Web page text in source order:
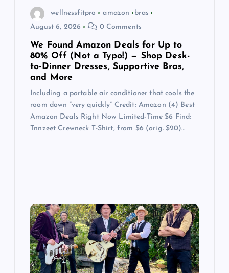
wellnessfitpro amazon
bras
August 6, 2026
0 Comments
We Found Amazon Deals for Up to
80% Off (Not a Typo!) — Shop Desk-
to-Dinner Dresses, Supportive Bras,
and More
Including a portable air conditioner that cools the
room down “very quickly” Credit: Amazon (4) Best
Amazon Deals Right Now Limited-Time $6 Find:
Tnnzeet Crewneck T-Shirt, from $6 (orig. $20)…